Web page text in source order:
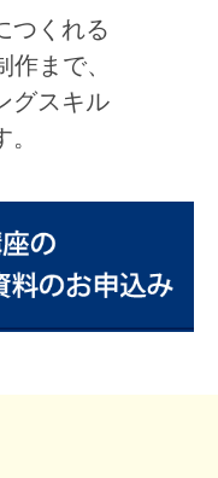
つくれる
まで、
グスキル